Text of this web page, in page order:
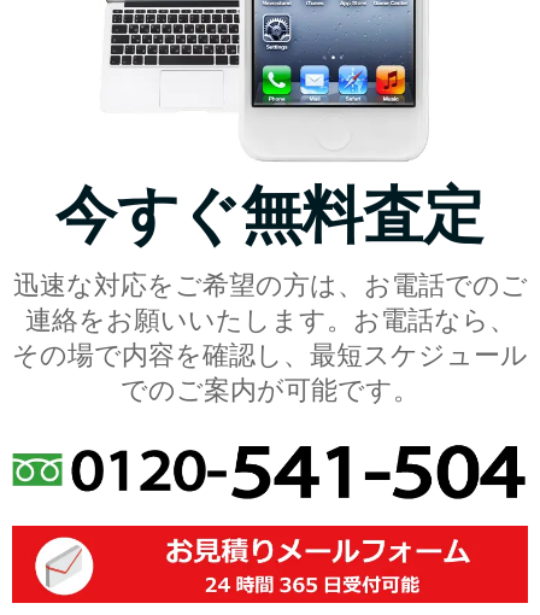
今すぐ無料査定
迅速な対応をご希望の方は、お電話でのご
連絡をお願いいたします。お電話なら、
その場で内容を確認し、最短スケジュール
でのご案内が可能です。